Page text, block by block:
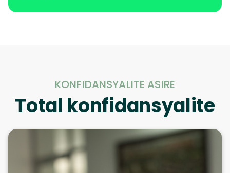
KONFIDANSYALITE ASIRE
Total konfidansyalite